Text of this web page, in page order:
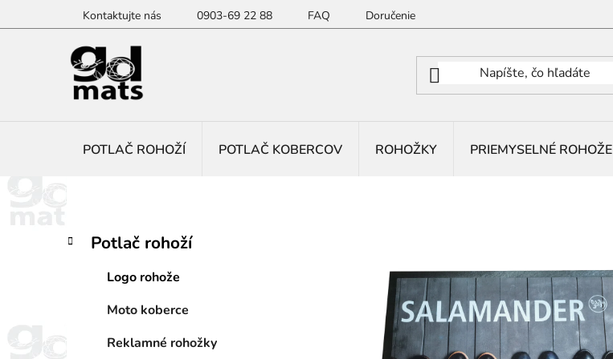
na
Kontaktujte nás 0903-69 22 88 FAQ Doručenie
POTLAČ ROHOŽÍ POTLAČ KOBERCOV ROHOŽKY PRIEMYSELNÉ ROHOŽE
BPreskočiť
kategórie
K
a
Potlač rohoží
Logo rohože
Moto koberce
Reklamné rohožky